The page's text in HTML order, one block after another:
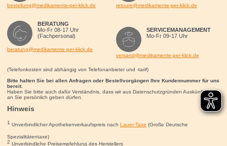
bestellung@medikamente-per-klick.de
BERATUNG
Mo-Fr 08-17 Uhr
(Fachpersonal)
beratung@medikamente-per-klick.de
retoure@medikamente-per-klick.de
SERVICEMANAGEMENT
Mo-Fr 09-17 Uhr
versand@medikamente-per-klick.de
(Telefonkosten sind abhängig von Telefonanbieter und -tarif)
Bitte halten Sie bei allen Anfragen oder Bestellvorgängen Ihre Kundennummer für uns
bereit.
Haben Sie bitte auch dafür Verständnis, dass wir aus Datenschutzgründen Auskünfte nur
an Sie persönlich geben dürfen.
Hinweis
1 Unverbindlicher Apothekenverkaufspreis nach Lauer-Taxe (Große Deutsche
Spezialitätentaxe)
2 Unverbindliche Preisempfehlung des Herstellers